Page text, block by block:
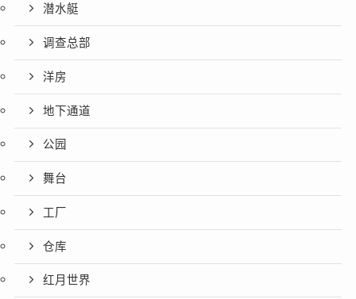
潜水艇
调查总部
洋房
地下通道
公园
舞台
工厂
仓库
红月世界